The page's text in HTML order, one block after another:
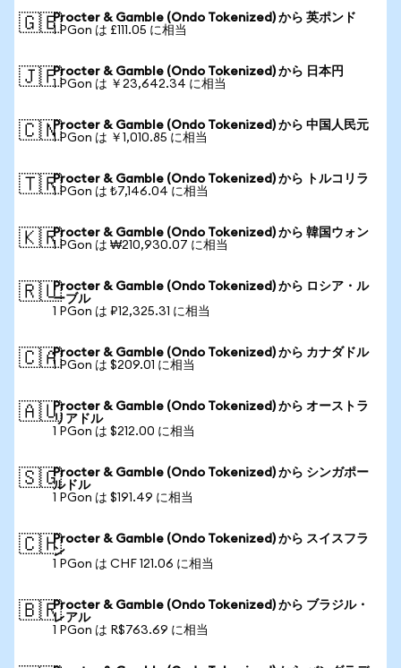
🇬🇧Procter & Gamble (Ondo Tokenized) から 英ポンド
1 PGon は £111.05 に相当
🇯🇵Procter & Gamble (Ondo Tokenized) から 日本円
1 PGon は ￥23,642.34 に相当
🇨🇳Procter & Gamble (Ondo Tokenized) から 中国人民元
1 PGon は ￥1,010.85 に相当
🇹🇷Procter & Gamble (Ondo Tokenized) から トルコリラ
1 PGon は ₺7,146.04 に相当
🇰🇷Procter & Gamble (Ondo Tokenized) から 韓国ウォン
1 PGon は ₩210,930.07 に相当
🇷🇺Procter & Gamble (Ondo Tokenized) から ロシア・ル
ーブル
1 PGon は ₽12,325.31 に相当
🇨🇦Procter & Gamble (Ondo Tokenized) から カナダドル
1 PGon は $209.01 に相当
🇦🇺Procter & Gamble (Ondo Tokenized) から オーストラ
リアドル
1 PGon は $212.00 に相当
🇸🇬Procter & Gamble (Ondo Tokenized) から シンガポー
ルドル
1 PGon は $191.49 に相当
🇨🇭Procter & Gamble (Ondo Tokenized) から スイスフラ
ン
1 PGon は CHF 121.06 に相当
🇧🇷Procter & Gamble (Ondo Tokenized) から ブラジル・
レアル
1 PGon は R$763.69 に相当